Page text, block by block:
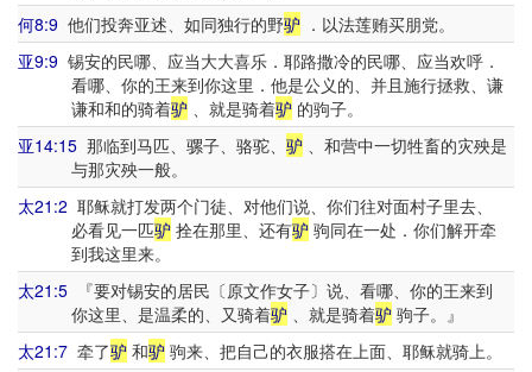
何8:9 他们投奔亚述、如同独行的野驴 ．以法莲贿买朋党。
亚9:9 锡安的民哪、应当大大喜乐．耶路撒冷的民哪、应当欢呼．
看哪、你的王来到你这里．他是公义的、并且施行拯救、谦
谦和和的骑着驴、就是骑着驴的驹子。
亚14:15 那临到马匹、骡子、骆驼、 驴 、和营中一切牲畜的灾殃是
与那灾殃一般。
太21:2 耶稣就打发两个门徒、对他们说、你们往对面村子里去、
必看见一匹驴拴在那里、还有驴驹同在一处．你们解开牵
到我这里来。
太21:5 『要对锡安的居民〔原文作女子〕说、看哪、你的王来到
你这里、是温柔的、又骑着驴、就是骑着驴驹子。』
太21:7 牵了驴 和驴 驹来、把自己的衣服搭在上面、耶稣就骑上。